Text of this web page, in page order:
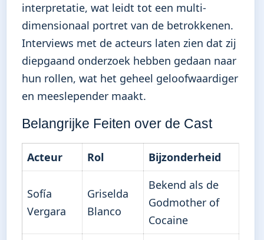
interpretatie, wat leidt tot een multi-
dimensionaal portret van de betrokkenen.
Interviews met de acteurs laten zien dat zij
diepgaand onderzoek hebben gedaan naar
hun rollen, wat het geheel geloofwaardiger
en meeslepender maakt.
Belangrijke Feiten over de Cast
Acteur Rol Bijzonderheid
Sofía
Vergara
Griselda
Blanco
Bekend als de
Godmother of
Cocaine